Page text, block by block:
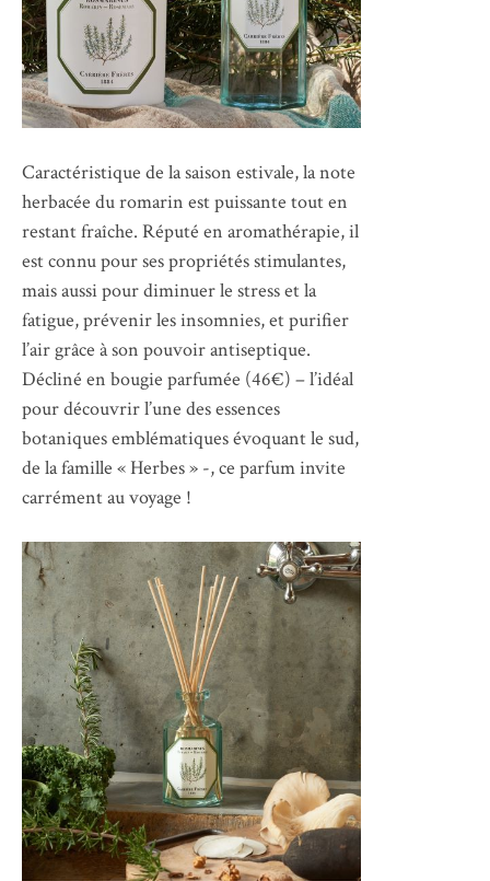
Caractéristique de la saison estivale, la note
herbacée du romarin est puissante tout en
restant fraîche. Réputé en aromathérapie, il
est connu pour ses propriétés stimulantes,
mais aussi pour diminuer le stress et la
fatigue, prévenir les insomnies, et purifier
l’air grâce à son pouvoir antiseptique.
Décliné en bougie parfumée (46€) – l’idéal
pour découvrir l’une des essences
botaniques emblématiques évoquant le sud,
de la famille « Herbes » -, ce parfum invite
carrément au voyage !